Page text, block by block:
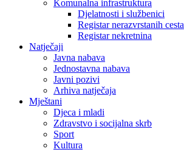
Komunalna infrastruktura
Djelatnosti i službenici
Registar nerazvrstanih cesta
Registar nekretnina
Natječaji
Javna nabava
Jednostavna nabava
Javni pozivi
Arhiva natječaja
Mještani
Djeca i mladi
Zdravstvo i socijalna skrb
Sport
Kultura